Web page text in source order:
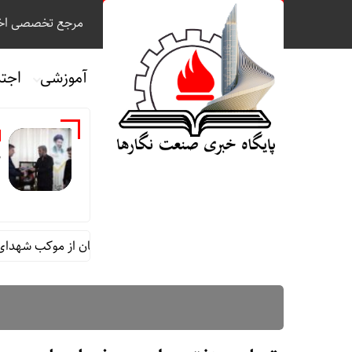
مرجع تخصصی
آموزشی
مقام مدیرعامل در امور اداری و مالی فولاد خوزستان از موکب شهدای